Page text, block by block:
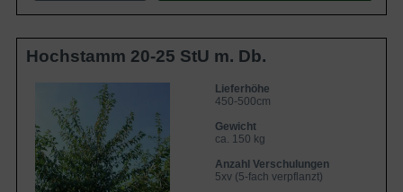
Hochstamm 20-25 StU m. Db.
Lieferhöhe
450-500cm
Gewicht
ca. 150 kg
Anzahl Verschulungen
5xv (5-fach verpflanzt)